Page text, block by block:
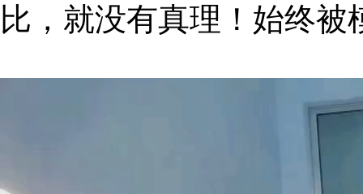
比，就没有真理！始终